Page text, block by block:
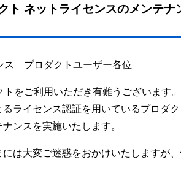
ト ネットライセンスのメンテ
ス プロダクトユーザー各位
をご利用いただき有難うございます。
ライセンス認証を用いているプロダ
ンスを実施いたします。
には大変ご迷惑をおかけいたしますが